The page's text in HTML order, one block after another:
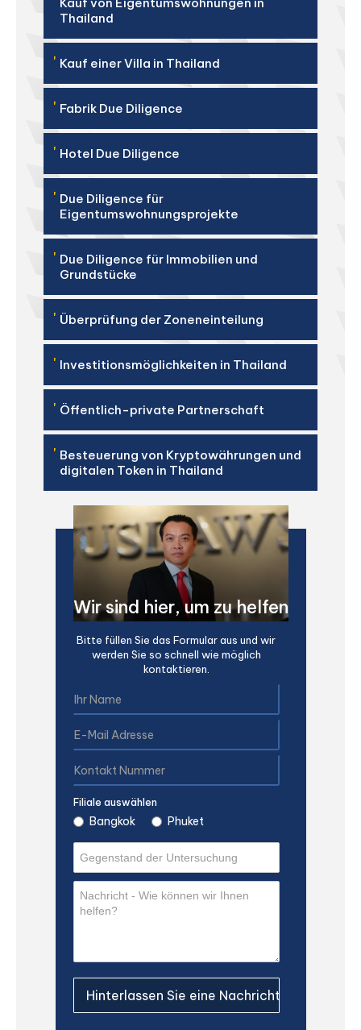
Thailand
' Kauf einer Villa in Thailand
' Fabrik Due Diligence
' Hotel Due Diligence
' Due Diligence für
Eigentumswohnungsprojekte
' Due Diligence für Immobilien und
Grundstücke
' Überprüfung der Zoneneinteilung
' Investitionsmöglichkeiten in Thailand
' Öffentlich-private Partnerschaft
' Besteuerung von Kryptowährungen und
digitalen Token in Thailand
Wir sind hier, um zu helfen
Bitte füllen Sie das Formular aus und wir
werden Sie so schnell wie möglich
kontaktieren.
Filiale auswählen
Bangkok Phuket